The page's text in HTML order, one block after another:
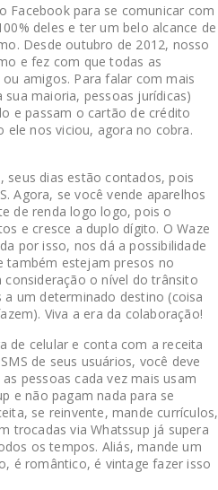
Facebook para se comunicar com
deles e ter um belo alcance de
Desde outubro de 2012, nosso
e fez com que todas as
amigos. Para falar com mais
maioria, pessoas jurídicas)
e passam o cartão de crédito
ele nos viciou, agora no cobra.
seus dias estão contados, pois
Agora, se você vende aparelhos
de renda logo logo, pois o
e cresce a duplo dígito. O Waze
por isso, nos dá a possibilidade
também estejam presos no
o nível do trânsito
um determinado destino (coisa
Viva a era da colaboração!
de celular e conta com a receita
de seus usuários, você deve
pessoas cada vez mais usam
e não pagam nada para se
se reinvente, mande currículos,
trocadas via Whatssup já supera
os tempos. Aliás, mande um
é romântico, é vintage fazer isso